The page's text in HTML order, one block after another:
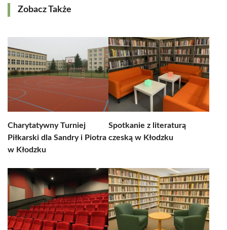
Zobacz Także
Charytatywny Turniej
Piłkarski dla Sandry i Piotra
w Kłodzku
Spotkanie z literaturą
czeską w Kłodzku